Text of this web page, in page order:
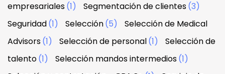
empresariales(1) Segmentación de clientes(3)
Seguridad(1) Selección(5)
Selección de Medical
Advisors(1) Selección de personal(1)
Selección de
talento(1) Selección mandos intermedios(1)